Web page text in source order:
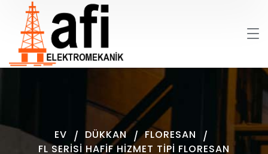
EV DÜKKAN
FLORESAN
FL SERISI HAFIF HIZMET TIPI FLORESAN